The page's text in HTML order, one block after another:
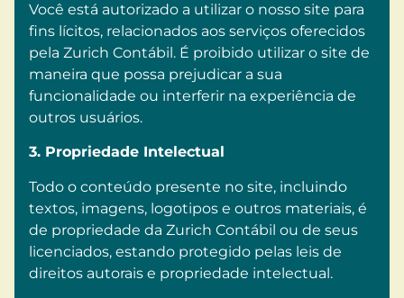
Você está autorizado a utilizar o nosso site para
fins lícitos, relacionados aos serviços oferecidos
pela Zurich Contábil. É proibido utilizar o site de
maneira que possa prejudicar a sua
funcionalidade ou interferir na experiência de
outros usuários.
3. Propriedade Intelectual
Todo o conteúdo presente no site, incluindo
textos, imagens, logotipos e outros materiais, é
de propriedade da Zurich Contábil ou de seus
licenciados, estando protegido pelas leis de
direitos autorais e propriedade intelectual.